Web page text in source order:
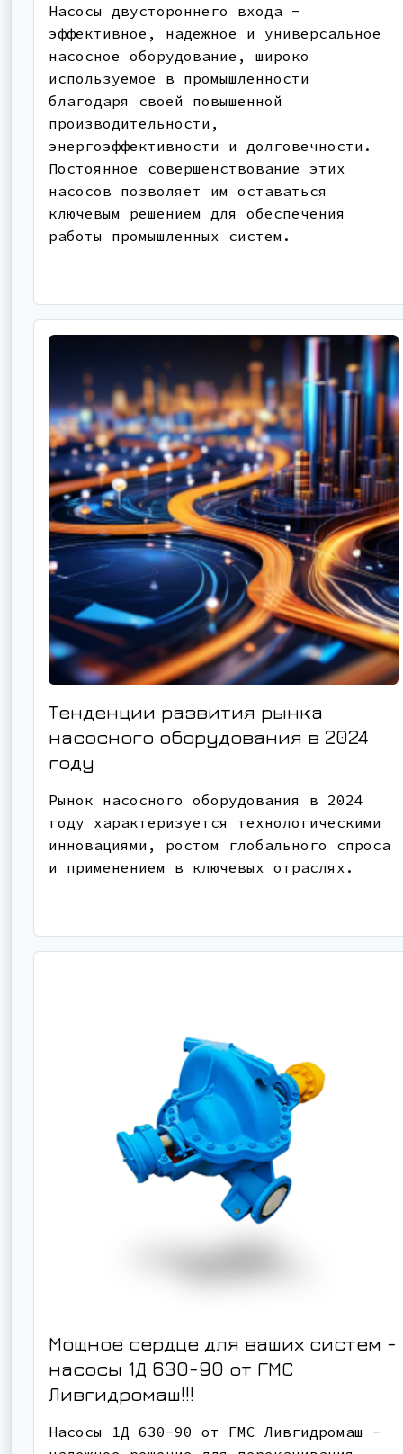
Насосы двустороннего входа -
эффективное, надежное и универсальное
насосное оборудование, широко
используемое в промышленности
благодаря своей повышенной
производительности,
энергоэффективности и долговечности.
Постоянное совершенствование этих
насосов позволяет им оставаться
ключевым решением для обеспечения
работы промышленных систем.
Тенденции развития рынка
насосного оборудования в 2024
году
Рынок насосного оборудования в 2024
году характеризуется технологическими
инновациями, ростом глобального спроса
и применением в ключевых отраслях.
Мощное сердце для ваших систем -
насосы 1Д 630-90 от ГМС
Ливгидромаш!!!
Насосы 1Д 630-90 от ГМС Ливгидромаш -